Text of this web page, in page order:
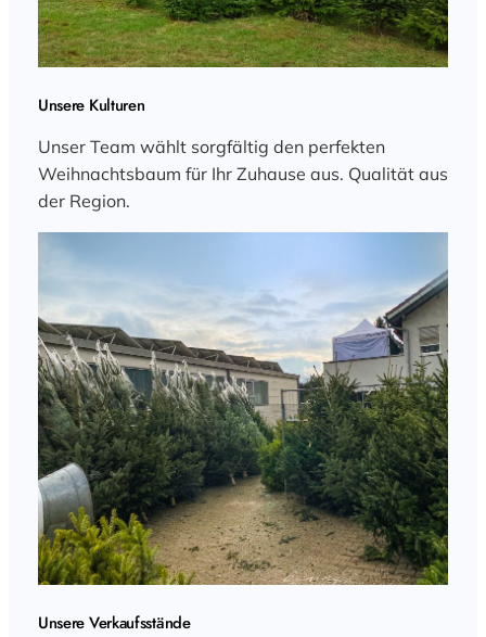
Unsere Kulturen
Unser Team wählt sorgfältig den perfekten
Weihnachtsbaum für Ihr Zuhause aus. Qualität aus
der Region.
Unsere Verkaufsstände